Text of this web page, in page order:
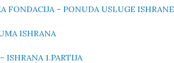
FONDACIJA – PONUDA USLUGE ISHRANE
ISHRANA
ISHRANA 1.PARTIJA